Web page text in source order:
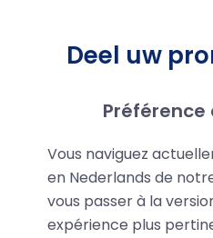
Deel uw
LWS biedt je een
krijgen op LWS
Net als met banners en
Préférence
Vous naviguez
en Nederlands de
vous passer à la
expérience plus